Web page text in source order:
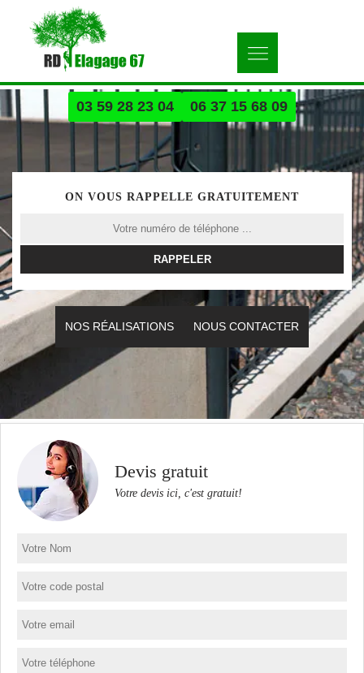
03 59 28 23 04 06 37 15 68 09
ON VOUS RAPPELLE GRATUITEMENT
NOS RÉALISATIONS NOUS CONTACTER
Devis gratuit
Votre devis ici, c'est gratuit!